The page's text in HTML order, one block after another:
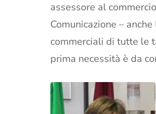
assessore al
Comunicazione –
commerciali di tutte le
prima necessità è da